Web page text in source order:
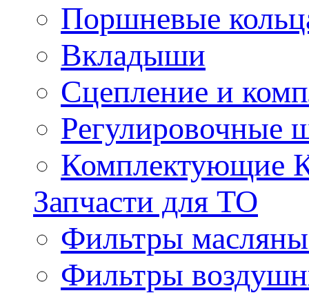
Поршневые
Вкладыши
Сцепление и
Регулировочные
Комплектующие
Запчасти для ТО
Фильтры
Фильтры